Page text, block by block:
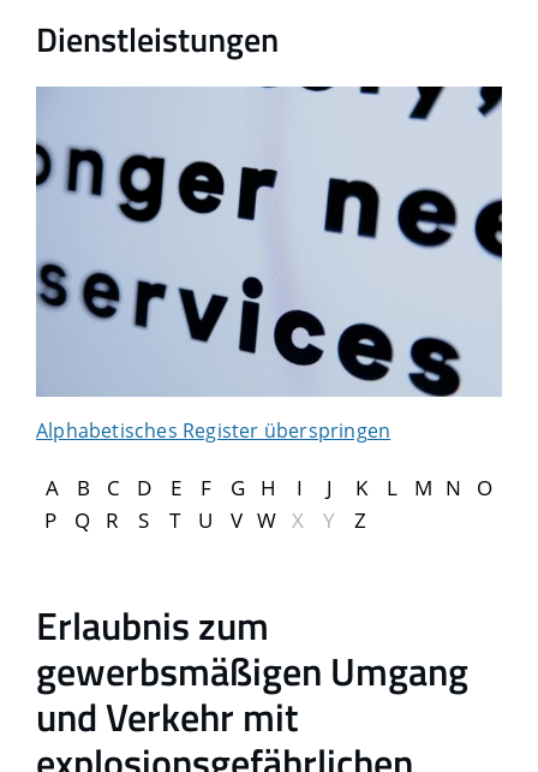
Dienstleistungen
Alphabetisches Register überspringen
A B C D E F G H I J K L M N
O
P
Q R S T U V W X Y Z
Erlaubnis zum
gewerbsmäßigen Umgang
und Verkehr mit